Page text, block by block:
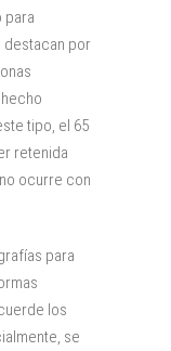
para
destacan por
tipo, el 65
retenida
ocurre con
para
los
se